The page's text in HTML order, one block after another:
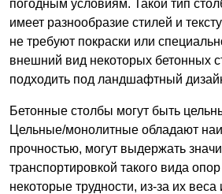
погодным условиям. Такой тип
имеет разнообразие стилей и
не требуют покраски или
внешний вид некоторых бетонных
подходить под ландшафтный
Бетонные столбы могут быть
Цельные/монолитные обладают
прочностью, могут выдержать
транспортировкой такого вида
некоторые трудности, из-за их веса